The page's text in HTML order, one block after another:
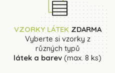
VZORKY LÁTEK ZDARMA
Vyberte si vzorky z
různých typů
látek a barev (max. 8 ks)